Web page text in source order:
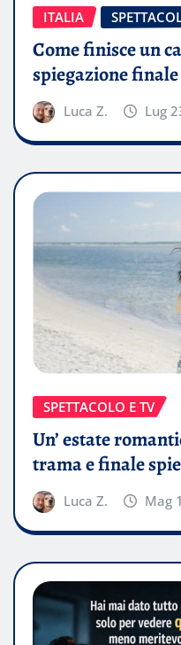
ITALIA
Come finisce un
spiegazione
Luca Z. Lug
SPETTACOLO E TV
Un’ estate
trama e finale
Luca Z. Mag